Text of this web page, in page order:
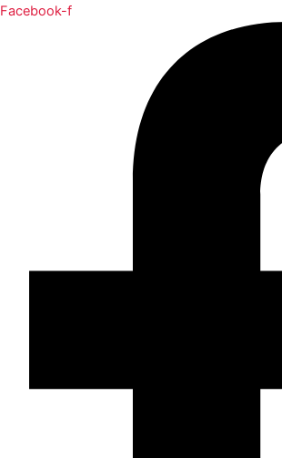
Facebook-f